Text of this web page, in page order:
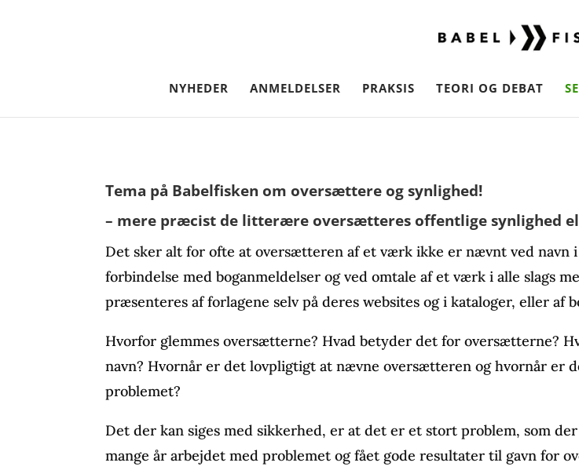
NYHEDER ANMELDELSER PRAKSIS TEORI OG DEBAT
Tema på Babelfisken om oversættere og synlighed!
– mere præcist de litterære oversætteres offentlige synlighed
Det sker alt for ofte at oversætteren af et værk ikke er nævnt ved navn
forbindelse med boganmeldelser og ved omtale af et værk i alle slags
præsenteres af forlagene selv på deres websites og i kataloger, eller af
Hvorfor glemmes oversætterne? Hvad betyder det for oversætterne?
navn? Hvornår er det lovpligtigt at nævne oversætteren og hvornår er
problemet?
Det der kan siges med sikkerhed, er at det er et stort problem, som
mange år arbejdet med problemet og fået gode resultater til gavn for